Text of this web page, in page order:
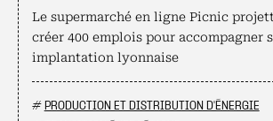
Le supermarché en ligne Picnic
créer 400 emplois pour accompagner
implantation lyonnaise
# PRODUCTION ET DISTRIBUTION D'ÉNERGIE